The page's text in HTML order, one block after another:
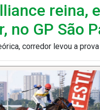
reina,
no GP São
corredor levou a